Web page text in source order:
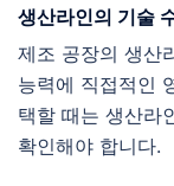
생산라인의 기술
제조 공장의 생산
능력에 직접적인
택할 때는 생산라
확인해야 합니다.